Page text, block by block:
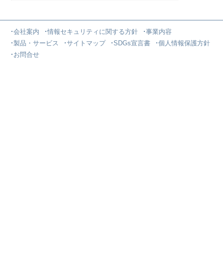
会社案内 情報セキュリティに関する方針
事業内容
製品・サービス
サイトマップ SDGs宣言書
個人情報保護方針
お問合せ